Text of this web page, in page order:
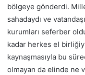
bölgeye gönderdi.
sahadaydı ve
kurumları seferber
kadar herkes el
kaynaşmasıyla bu
olmayan da elinde ne